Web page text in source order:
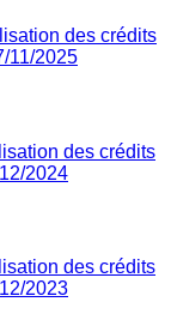
des crédits
11/2025
des crédits
2024
des crédits
2023